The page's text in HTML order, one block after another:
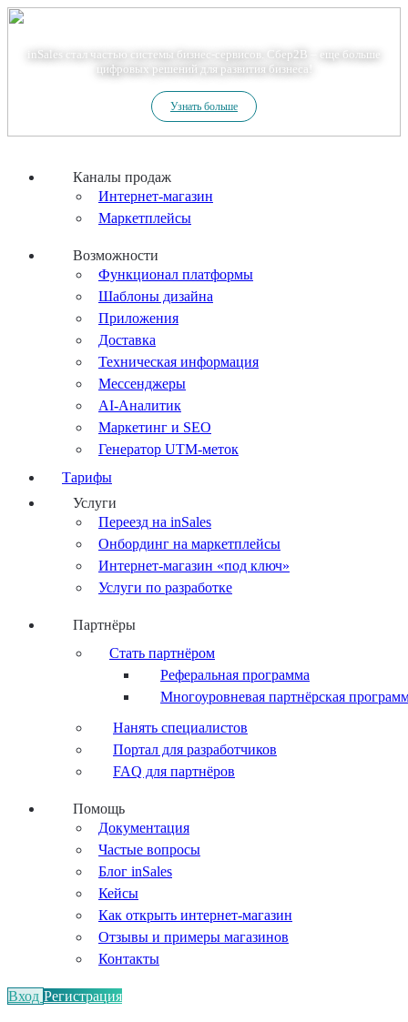
inSales стал частью системы бизнес-сервисов. Сбер2В – еще больше
цифровых решений для развития бизнеса!
Узнать больше
Каналы продаж
Интернет-магазин
Маркетплейсы
Возможности
Функционал платформы
Шаблоны дизайна
Приложения
Доставка
Техническая информация
Мессенджеры
AI-Аналитик
Маркетинг и SEO
Генератор UTM-меток
Тарифы
Услуги
Переезд на inSales
Онбординг на маркетплейсы
Интернет-магазин «под ключ»
Услуги по разработке
Партнёры
Стать партнёром
Реферальная программа
Многоуровневая партнёрская
Нанять специалистов
Портал для разработчиков
FAQ для партнёров
Помощь
Документация
Частые вопросы
Блог inSales
Кейсы
Как открыть интернет-магазин
Отзывы и примеры магазинов
Контакты
Вход Регистрация